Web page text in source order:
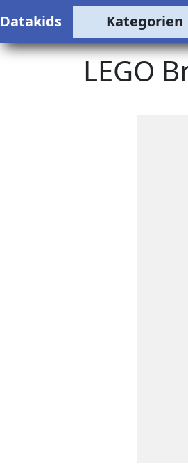
Datakids Kategorien
LEGO